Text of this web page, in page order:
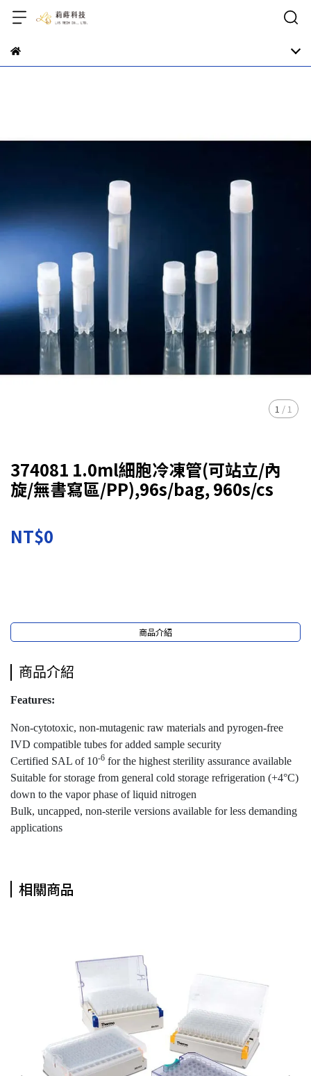
1 / 1
374081 1.0ml細胞冷凍管(可站立/內
旋/無書寫區/PP),96s/bag, 960s/cs
NT$0
商品介紹
商品介紹
Features:
Non-cytotoxic, non-mutagenic raw materials and pyrogen-free
IVD compatible tubes for added sample security
Certified SAL of 10-6 for the highest sterility assurance available
Suitable for storage from general cold storage refrigeration (+4°C)
down to the vapor phase of liquid nitrogen
Bulk, uncapped, non-sterile versions available for less demanding
applications
相關商品